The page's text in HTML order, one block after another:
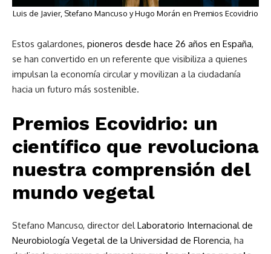
Luis de Javier, Stefano Mancuso y Hugo Morán en Premios Ecovidrio
Estos galardones, pioneros desde hace 26 años en España,
se han convertido en un referente que visibiliza a quienes
impulsan la economía circular y movilizan a la ciudadanía
hacia un futuro más sostenible.
Premios Ecovidrio: un
científico que revoluciona
nuestra comprensión del
mundo vegetal
Stefano Mancuso, director delLaboratorio Internacional de
Neurobiología Vegetal de la Universidad de Florencia, ha